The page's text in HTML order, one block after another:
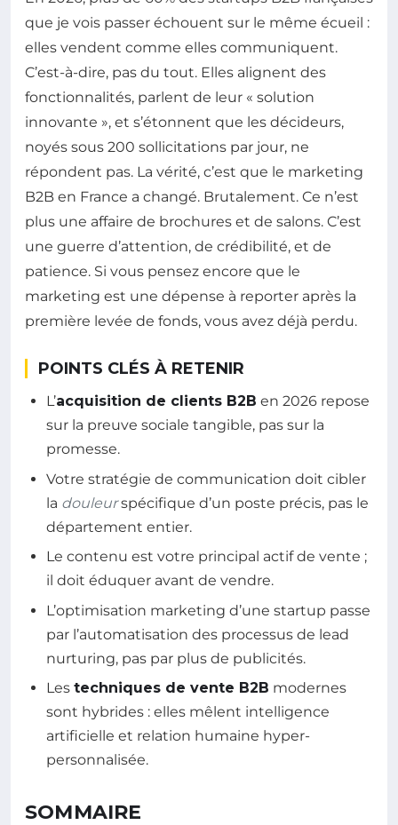
que je vois passer échouent sur le même écueil :
elles vendent comme elles communiquent.
C’est-à-dire, pas du tout. Elles alignent des
fonctionnalités, parlent de leur « solution
innovante », et s’étonnent que les décideurs,
noyés sous 200 sollicitations par jour, ne
répondent pas. La vérité, c’est que le marketing
B2B en France a changé. Brutalement. Ce n’est
plus une affaire de brochures et de salons. C’est
une guerre d’attention, de crédibilité, et de
patience. Si vous pensez encore que le
marketing est une dépense à reporter après la
première levée de fonds, vous avez déjà perdu.
POINTS CLÉS À RETENIR
L’acquisition de clients B2B en 2026 repose
sur la preuve sociale tangible, pas sur la
promesse.
Votre stratégie de communication doit cibler
la douleurspécifique d’un poste précis, pas le
département entier.
Le contenu est votre principal actif de vente ;
il doit éduquer avant de vendre.
L’optimisation marketing d’une startup passe
par l’automatisation des processus de lead
nurturing, pas par plus de publicités.
Les techniques de vente B2B modernes
sont hybrides : elles mêlent intelligence
artificielle et relation humaine hyper-
personnalisée.
SOMMAIRE